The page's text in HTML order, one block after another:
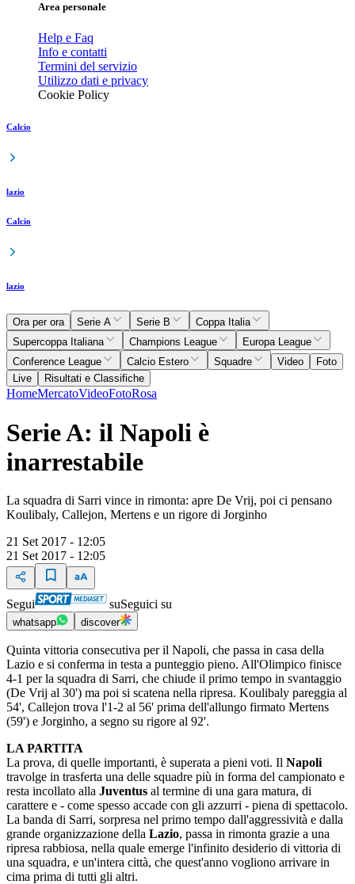
Area personale
Help e Faq
Info e contatti
Termini del servizio
Utilizzo dati e privacy
Cookie Policy
Calcio
lazio
Calcio
lazio
Ora per ora Serie A Serie B
Coppa Italia
Supercoppa Italiana
Champions League
Europa League
Conference League
Calcio Estero Squadre Video
Foto
Live
Risultati e Classifiche
HomeMercatoVideoFotoRosa
Serie A: il Napoli è
inarrestabile
La squadra di Sarri vince in rimonta: apre De Vrij, poi ci pensano
Koulibaly, Callejon, Mertens e un rigore di Jorginho
21 Set 2017 - 12:05
21 Set 2017 - 12:05
Segui suSeguici su
whatsapp discover
Quinta vittoria consecutiva per il Napoli, che passa in casa della
Lazio e si conferma in testa a punteggio pieno. All'Olimpico finisce
4-1 per la squadra di Sarri, che chiude il primo tempo in svantaggio
(De Vrij al 30') ma poi si scatena nella ripresa. Koulibaly pareggia al
54', Callejon trova l'1-2 al 56' prima dell'allungo firmato Mertens
(59') e Jorginho, a segno su rigore al 92'.
LA PARTITA
La prova, di quelle importanti, è superata a pieni voti. Il Napoli
travolge in trasferta una delle squadre più in forma del campionato e
resta incollato alla Juventus al termine di una gara matura, di
carattere e - come spesso accade con gli azzurri - piena di spettacolo.
La banda di Sarri, sorpresa nel primo tempo dall'aggressività e dalla
grande organizzazione della Lazio, passa in rimonta grazie a una
ripresa rabbiosa, nella quale emerge l'infinito desiderio di vittoria di
una squadra, e un'intera città, che quest'anno vogliono arrivare in
cima prima di tutti gli altri.